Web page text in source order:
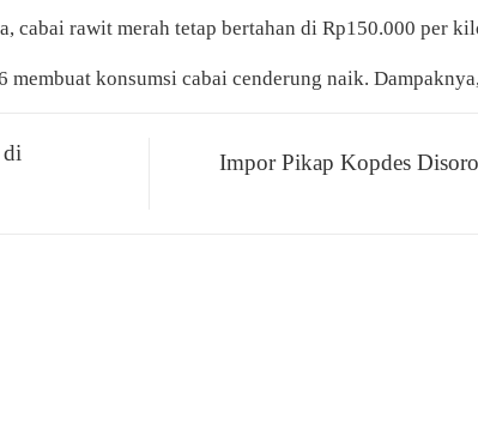
cabai rawit merah tetap bertahan di Rp150.000 per
konsumsi cabai cenderung naik.
Impor Pikap Kopdes